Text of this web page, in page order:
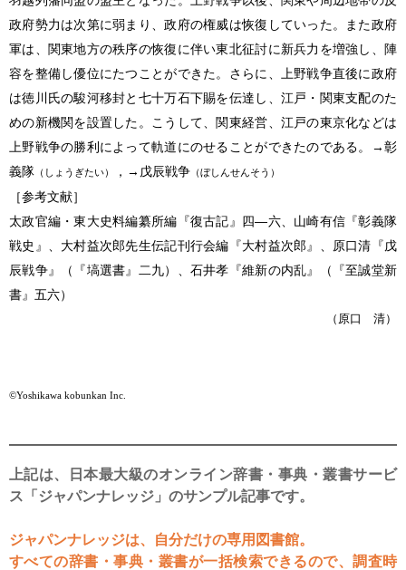
政府勢力は次第に弱まり、政府の権威は恢復していった。また政府
軍は、関東地方の秩序の恢復に伴い東北征討に新兵力を増強し、陣
容を整備し優位にたつことができた。さらに、上野戦争直後に政府
は徳川氏の駿河移封と七十万石下賜を伝達し、江戸・関東支配のた
めの新機関を設置した。こうして、関東経営、江戸の東京化などは
上野戦争の勝利によって軌道にのせることができたのである。→彰
義隊 （しょうぎたい） ，→戊辰戦争 （ぼしんせんそう）
［参考文献］
太政官編・東大史料編纂所編『復古記』四―六、山崎有信『彰義隊
戦史』、大村益次郎先生伝記刊行会編『大村益次郎』、原口清『戊
辰戦争』（『塙選書』二九）、石井孝『維新の内乱』（『至誠堂新
書』五六）
（原口 清）
©Yoshikawa kobunkan Inc.
上記は、日本最大級のオンライン辞書・事典・叢書サービ
ス「ジャパンナレッジ」のサンプル記事です。
ジャパンナレッジは、自分だけの専用図書館。
すべての辞書・事典・叢書が一括検索できるので、調査時